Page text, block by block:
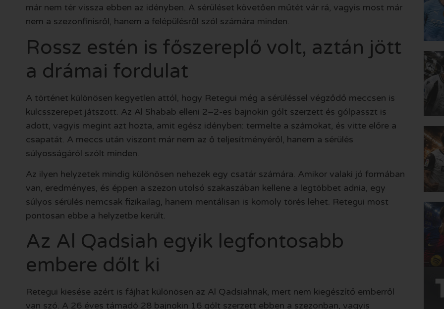
már nem tér vissza ebben az idényben. A sérüléset követően műtét vár rá, vagyis most már
nem a szezonfinisről, hanem a felépülésről szól számára minden.
Rossz estén is főszereplő volt, aztán jött
a drámai fordulat
A történet különösen kegyetlen attól, hogy Retegui még a sérüléssel végződő meccsen is
kulcsszerepet játszott. Az Al Shabab elleni 2–2-es bajnokin gólt szerzett és gólpasszt is
adott, vagyis megint azt hozta, amit egész idényben: termelte a számokat, és vitte előre a
csapatát. A meccs után viszont már nem az ő teljesítményéről, hanem a sérülés
súlyosságáról szólt minden.
Az ilyen helyzetek mindig különösen nehezek egy csatár számára. Amikor valaki jó formában
van, eredményes, és éppen a szezon utolsó szakaszában kellene a legtöbbet adnia, egy
súlyos sérülés nemcsak fizikailag, hanem mentálisan is komoly törés lehet. Retegui most
pontosan ebbe a helyzetbe került.
Az Al Qadsiah egyik legfontosabb
embere dőlt ki
Retegui kiesése azért is fájhat különösen az Al Qadsiahnak, mert nem kiegészítő emberről
van szó. A 26 éves támadó 28 bajnokin 16 gólt szerzett ebben a szezonban, vagyis